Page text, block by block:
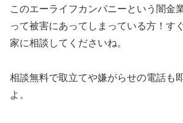
このエーライフカンパニーという闇金
って被害にあってしまっている方！す
家に相談してくださいね。
相談無料で取立てや嫌がらせの電話も
よ。